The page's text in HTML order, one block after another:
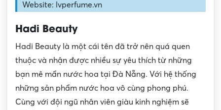
Website: lvperfume.vn
Hadi Beauty
Hadi Beauty là một cái tên đã trở nên quá quen
thuộc và nhận được nhiều sự yêu thích từ những
bạn mê mẩn nước hoa tại Đà Nẵng. Với hệ thống
những sản phẩm nước hoa vô cùng phong phú.
Cùng với đội ngũ nhân viên giàu kinh nghiệm sẽ